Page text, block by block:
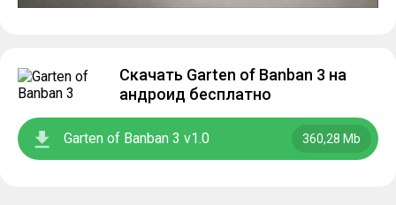
Скачать Garten of Banban 3 на
андроид бесплатно
Garten of Banban 3 v1.0 360,28 Mb